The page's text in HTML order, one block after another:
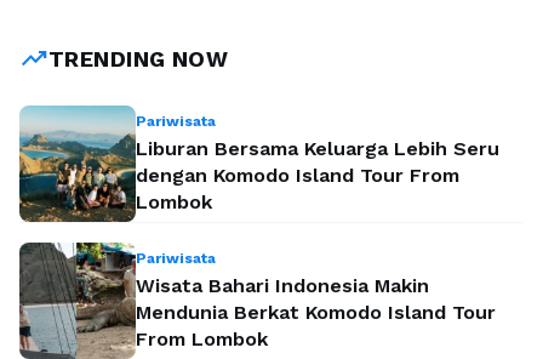
trending_upTRENDING NOW
Pariwisata
Liburan Bersama Keluarga Lebih Seru
dengan Komodo Island Tour From
Lombok
Pariwisata
Wisata Bahari Indonesia Makin
Mendunia Berkat Komodo Island Tour
From Lombok